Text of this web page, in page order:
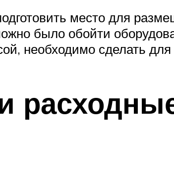
место для
было обойти
необходимо сделать